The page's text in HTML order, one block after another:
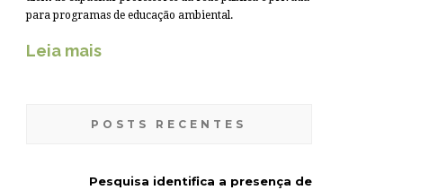
para programas de educação ambiental.
Leia mais
POSTS RECENTES
Pesquisa identifica a presença de